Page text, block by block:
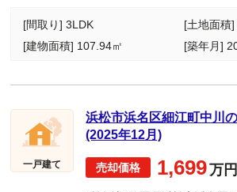
[間取り] 3LDK
[土地面積
[建物面積] 107.94㎡
[築年月]
一戸建て
浜松市浜名区細江町中川
(2025年12月)
1,699万